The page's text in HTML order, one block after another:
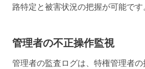
路特定と被害状況の把握が可能です
管理者の不正操作監視
管理者の監査ログは、特権管理者